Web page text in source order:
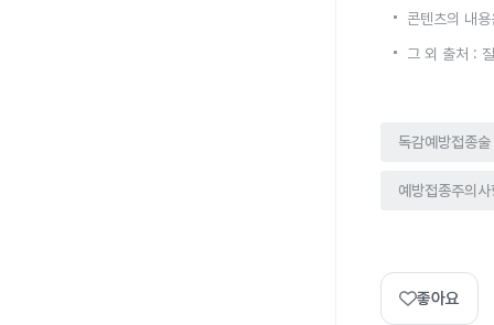
콘텐츠의 내
그 외 출처 :
독감예방접종술
예방접종주의사
좋아요